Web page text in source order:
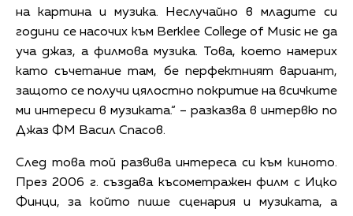
на картина и музика. Неслучайно в младите си
години се насочих към Berklee College of Music не да
уча джаз, а филмова музика. Това, което намерих
като съчетание там, бе перфектният вариант,
защото се получи цялостно покритие на всичките
ми интереси в музиката.“ – разказва в интервю по
Джаз ФМ Васил Спасов.
След това той развива интереса си към киното.
През 2006 г. създава късометражен филм с Ицко
Финци, за който пише сценария и музиката, а